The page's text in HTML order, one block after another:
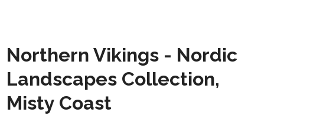
Northern Vikings - Nordic
Landscapes Collection,
Misty Coast